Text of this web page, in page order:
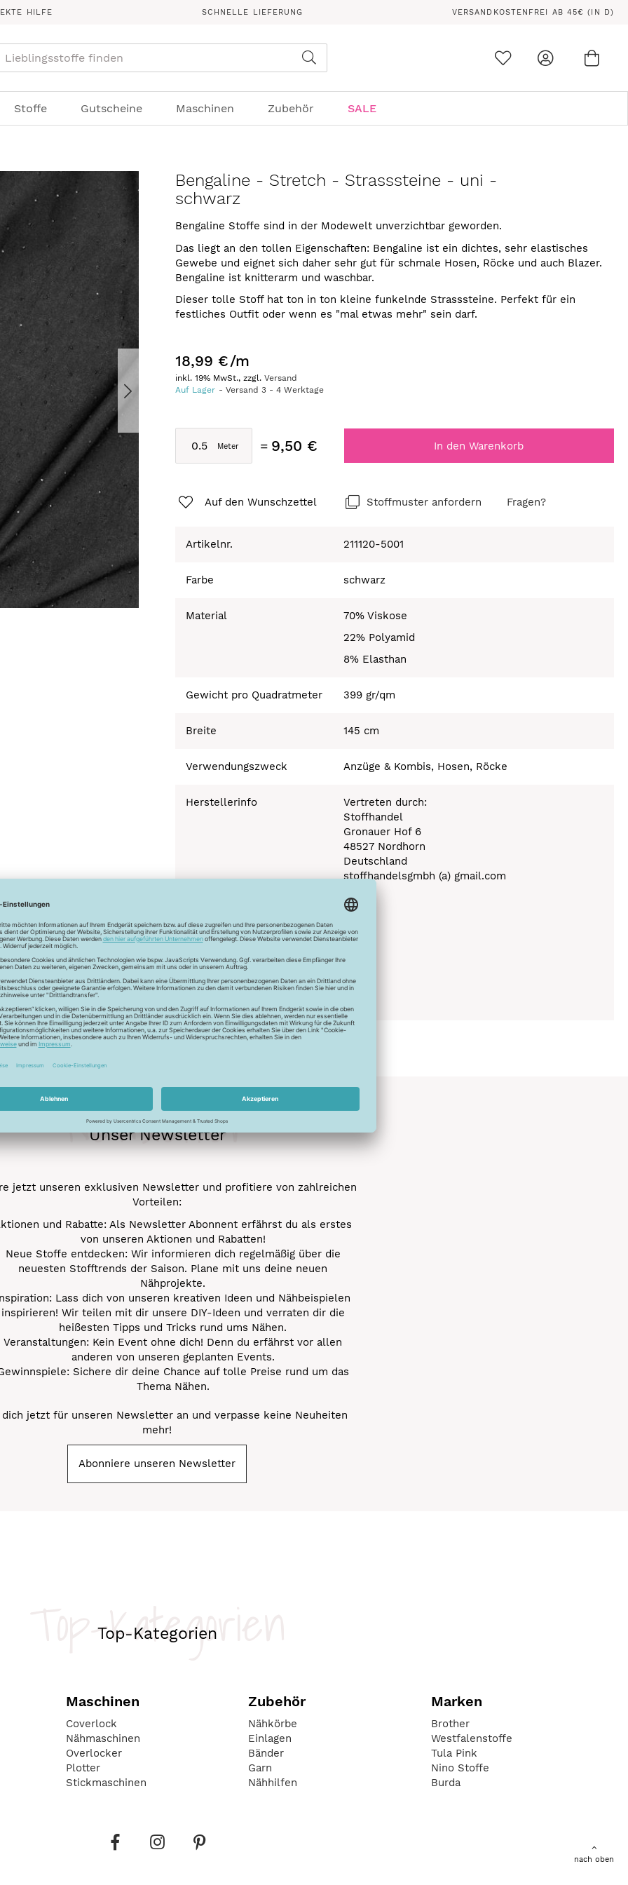
HILFE SCHNELLE LIEFERUNG VERSANDKOSTENFREI AB 45€ (IN D)
Stoffe Gutscheine Maschinen Zubehör SALE
Bengaline - Stretch - Strasssteine - uni -
schwarz
Bengaline Stoffe sind in der Modewelt unverzichtbar geworden.
Das liegt an den tollen Eigenschaften: Bengaline ist ein dichtes, sehr elastisches
Gewebe und eignet sich daher sehr gut für schmale Hosen, Röcke und auch Blazer.
Bengaline ist knitterarm und waschbar.
Dieser tolle Stoff hat ton in ton kleine funkelnde Strasssteine. Perfekt für ein
festliches Outfit oder wenn es "mal etwas mehr" sein darf.
18,99 €/m
inkl. 19% MwSt., zzgl.Versand
Auf Lager
Versand3 -4 Werktage
9,50 € In den Warenkorb
Auf den Wunschzettel Stoffmuster anfordern Fragen?
Artikelnr. 211120-5001
Farbe schwarz
Material
70% Viskose
22% Polyamid
8% Elasthan
Gewicht pro Quadratmeter 399 gr/qm
Breite 145 cm
Verwendungszweck Anzüge & Kombis, Hosen, Röcke
Herstellerinfo
Vertreten durch:
Stoffhandel
Gronauer Hof 6
48527 Nordhorn
Deutschland
stoffhandelsgmbh (a) gmail.com
Bügeln bei geringer Stufe 110°C
Schonwaschgang 30°C
Trocknen nicht möglich
Unser Newsletter
Newsletter
jetzt unseren exklusiven Newsletter und profitiere von zahlreichen
Vorteilen:
und Rabatte: Als Newsletter Abonnent erfährst du als erstes
von unseren Aktionen und Rabatten!
Neue Stoffe entdecken: Wir informieren dich regelmäßig über die
neuesten Stofftrends der Saison. Plane mit uns deine neuen
Nähprojekte.
Lass dich von unseren kreativen Ideen und Nähbeispielen
inspirieren! Wir teilen mit dir unsere DIY-Ideen und verraten dir die
heißesten Tipps und Tricks rund ums Nähen.
Veranstaltungen: Kein Event ohne dich! Denn du erfährst vor allen
anderen von unseren geplanten Events.
Sichere dir deine Chance auf tolle Preise rund um das
Thema Nähen.
dich jetzt für unseren Newsletter an und verpasse keine Neuheiten
mehr!
Abonniere unseren Newsletter
Top-Kategorien
Top-Kategorien
Maschinen
Coverlock
Nähmaschinen
Overlocker
Plotter
Stickmaschinen
Zubehör
Nähkörbe
Einlagen
Bänder
Garn
Nähhilfen
Marken
Brother
Westfalenstoffe
Tula Pink
Nino Stoffe
Burda
nach oben